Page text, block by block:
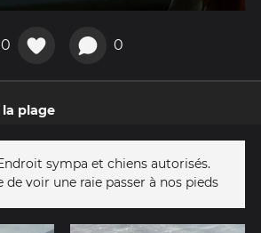
0 0
plage
sympa et chiens autorisés.
de voir une raie passer à nos pieds